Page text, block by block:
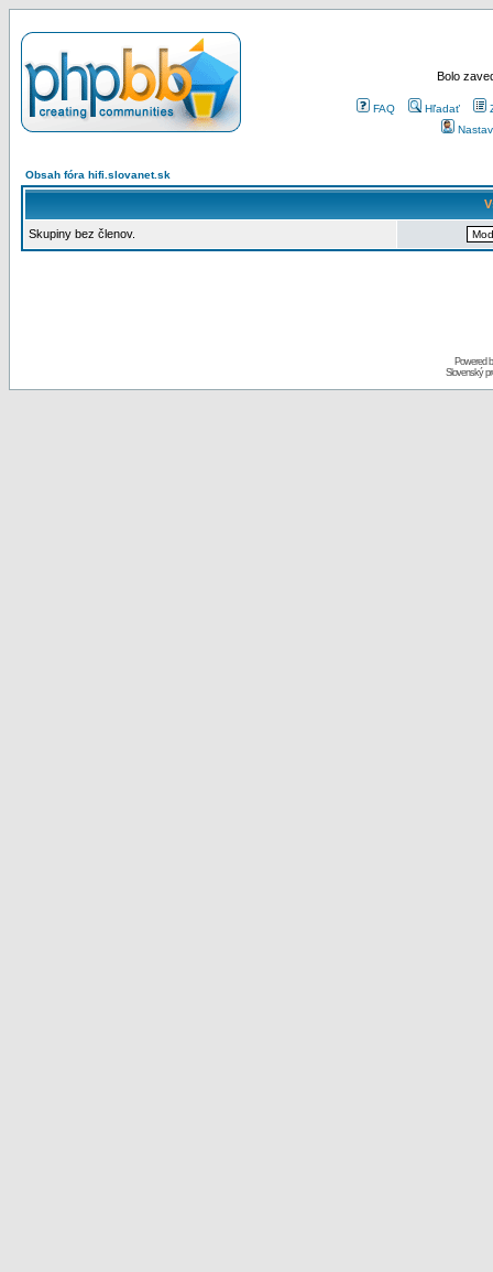
Bolo
FAQ Hľadať
Obsah fóra hifi.slovanet.sk
Skupiny bez členov.
Powered
Slovenský